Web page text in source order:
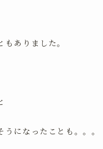
ありました。
になったことも。。。